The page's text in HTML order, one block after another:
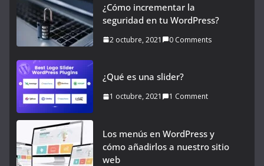
¿Cómo incrementar la
seguridad en tu WordPress?
2 octubre, 2021 0 Comments
¿Qué es una slider?
1 octubre, 2021 1 Comment
Los menús en WordPress y
cómo añadirlos a nuestro sitio
web